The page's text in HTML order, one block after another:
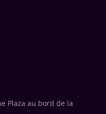
Plaza au bord de la